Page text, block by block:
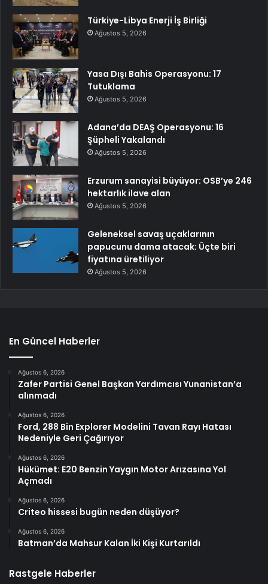
Türkiye-Libya Enerji İş Birliği
Ağustos 5, 2026
Yasa Dışı Bahis Operasyonu: 17
Tutuklama
Ağustos 5, 2026
Adana’da DEAŞ Operasyonu: 16
Şüpheli Yakalandı
Ağustos 5, 2026
Erzurum sanayisi büyüyor: OSB’ye 246
hektarlık ilave alan
Ağustos 5, 2026
Geleneksel savaş uçaklarının
papucunu dama atacak: Üçte biri
fiyatına üretiliyor
Ağustos 5, 2026
En Güncel Haberler
Ağustos 6, 2026
Zafer Partisi Genel Başkan Yardımcısı Yunanistan’a
alınmadı
Ağustos 6, 2026
Ford, 288 Bin Explorer Modelini Tavan Rayı Hatası
Nedeniyle Geri Çağırıyor
Ağustos 6, 2026
Hükümet: E20 Benzin Yaygın Motor Arızasına Yol
Açmadı
Ağustos 6, 2026
Criteo hissesi bugün neden düşüyor?
Ağustos 6, 2026
Batman’da Mahsur Kalan İki Kişi Kurtarıldı
Rastgele Haberler